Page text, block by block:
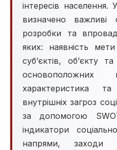
інтересів населення.
визначено важливі
розробки та
яких: наявність
суб’єктів, об’єкту
основоположних
характеристика
внутрішніх загроз
за допомогою
індикатори
напрями, заходи